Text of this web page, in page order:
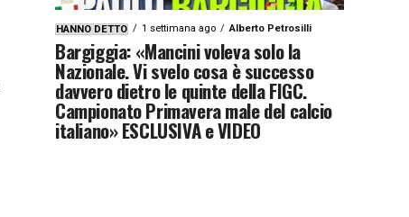
HANNO DETTO 1 settimana ago Alberto Petrosilli
Bargiggia: «Mancini voleva solo la
Nazionale. Vi svelo cosa è successo
davvero dietro le quinte della FIGC.
Campionato Primavera male del calcio
italiano» ESCLUSIVA e VIDEO